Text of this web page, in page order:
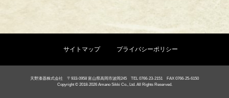
サイトマップ プライバシーポリシー
天野漆器株式会社 〒933-0958 富山県高岡市波岡245 TEL 0766-23-2151 FAX 0766-25-6150
Copyright © 2018-2026 Amano Sikki Co., Ltd. All Rights Reserved.